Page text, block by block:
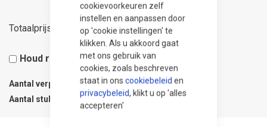
cookievoorkeuren zelf
instellen en aanpassen door
op 'cookie instellingen' te
klikken. Als u akkoord gaat
met ons gebruik van
cookies, zoals beschreven
staat in ons cookiebeleid en
privacybeleid, klikt u op 'alles
accepteren'
Totaalprijs 37,50
Houd rekening met 5% snijverlies
Aantal verpakkingen 1
Aantal stuks